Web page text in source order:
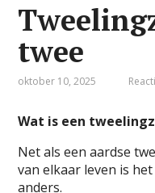
twee
oktober 10, 2025
Wat is een
Net als een aardse
van elkaar leven is
anders.